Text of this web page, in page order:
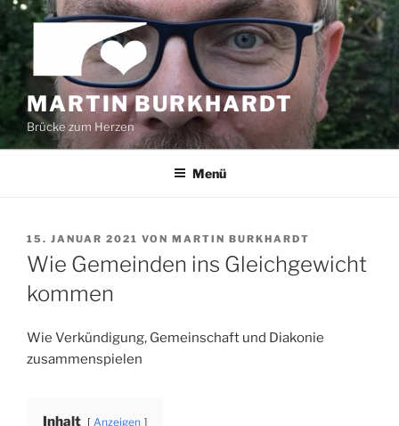
Zum
Inhalt
springen
MARTIN BURKHARDT
Brücke zum Herzen
Menü
VERÖFFENTLICHT
AM
15. JANUAR 2021 VON MARTIN BURKHARDT
Wie Gemeinden ins Gleichgewicht
kommen
Wie Verkündigung, Gemeinschaft und Diakonie
zusammenspielen
Inhalt Anzeigen